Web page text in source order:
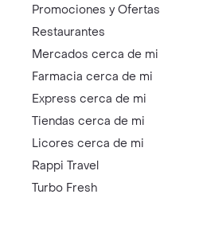
Promociones y Ofertas
Restaurantes
Mercados cerca de mi
Farmacia cerca de mi
Express cerca de mi
Tiendas cerca de mi
Licores cerca de mi
Rappi Travel
Turbo Fresh